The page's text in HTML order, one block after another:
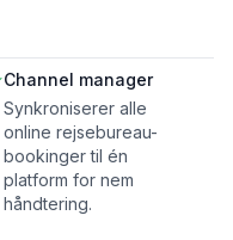
Channel manager
Synkroniserer alle
online rejsebureau-
bookinger til én
platform for nem
håndtering.